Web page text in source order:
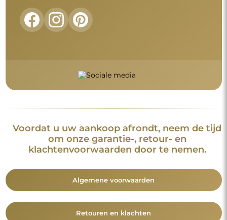
Voordat u uw aankoop afrondt, neem de tijd
om onze garantie-, retour- en
klachtenvoorwaarden door te nemen.
Algemene voorwaarden
Retouren en klachten